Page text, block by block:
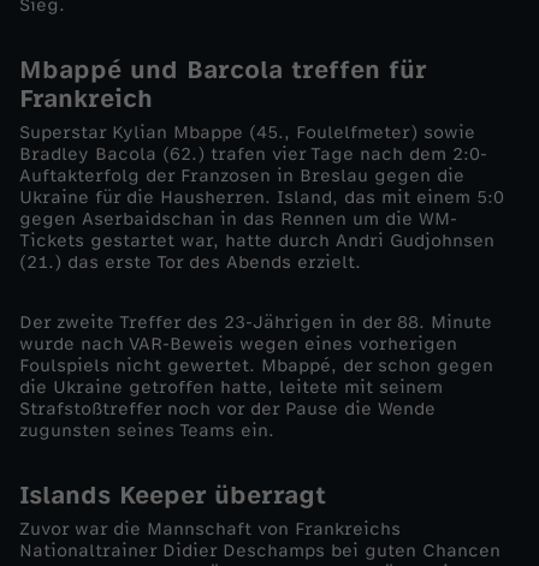
i
c
h
e
r
z
i
t
t
Sieg.
Mbappé und Barcola treffen für
Frankreich
Superstar Kylian Mbappe (45., Foulelfmeter) sowie
Bradley Bacola (62.) trafen vier Tage nach dem 2:0-
Auftakterfolg der Franzosen in Breslau gegen die
Ukraine für die Hausherren. Island, das mit einem 5:0
gegen Aserbaidschan in das Rennen um die WM-
Tickets gestartet war, hatte durch Andri Gudjohnsen
(21.) das erste Tor des Abends erzielt.
Der zweite Treffer des 23-Jährigen in der 88. Minute
wurde nach VAR-Beweis wegen eines vorherigen
Foulspiels nicht gewertet. Mbappé, der schon gegen
die Ukraine getroffen hatte, leitete mit seinem
Strafstoßtreffer noch vor der Pause die Wende
zugunsten seines Teams ein.
Islands Keeper überragt
Zuvor war die Mannschaft von Frankreichs
Nationaltrainer Didier Deschamps bei guten Chancen